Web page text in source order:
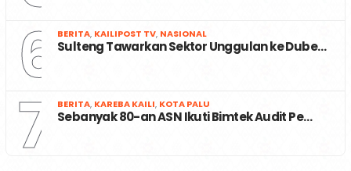
6 BERITA, KAILIPOST TV, NASIONAL
Sulteng Tawarkan Sektor Unggulan ke Dube…
7 BERITA, KAREBA KAILI, KOTA PALU
Sebanyak 80-an ASN Ikuti Bimtek Audit Pe…